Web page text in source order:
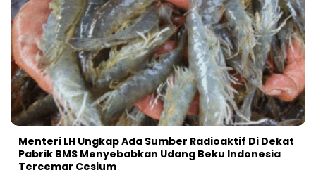
Menteri LH Ungkap Ada Sumber Radioaktif Di Dekat
Pabrik BMS Menyebabkan Udang Beku Indonesia
Tercemar Cesium